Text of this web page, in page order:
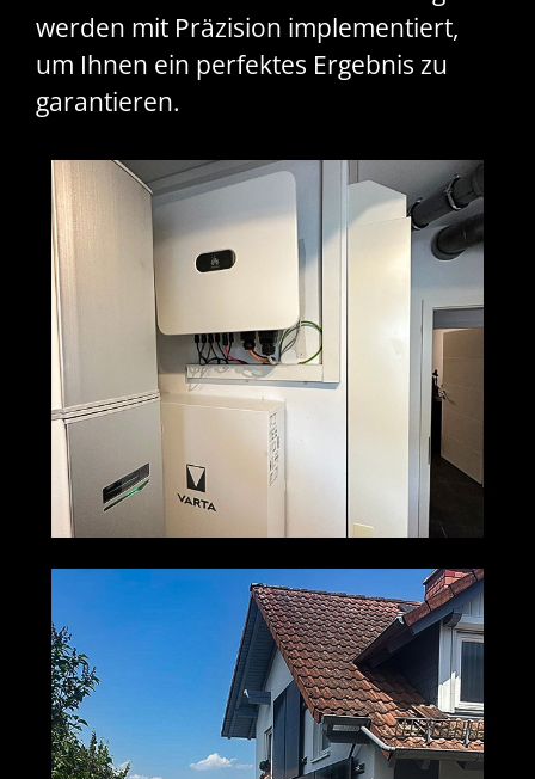
werden mit Präzision implementiert,
um Ihnen ein perfektes Ergebnis zu
garantieren.